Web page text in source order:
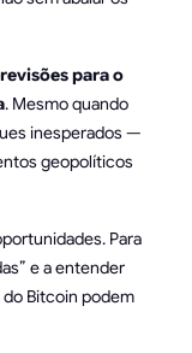
para o
. Mesmo quando
inesperados —
geopolíticos
Para
e a entender
Bitcoin podem